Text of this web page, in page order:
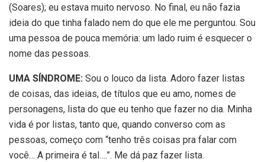
(Soares); eu estava muito nervoso. No final, eu não fazia
ideia do que tinha falado nem do que ele me perguntou. Sou
uma pessoa de pouca memória: um lado ruim é esquecer o
nome das pessoas.
UMA SÍNDROME: Sou o louco da lista. Adoro fazer listas
de coisas, das ideias, de títulos que eu amo, nomes de
personagens, lista do que eu tenho que fazer no dia. Minha
vida é por listas, tanto que, quando converso com as
pessoas, começo com “tenho três coisas pra falar com
você… A primeira é tal….”. Me dá paz fazer lista.